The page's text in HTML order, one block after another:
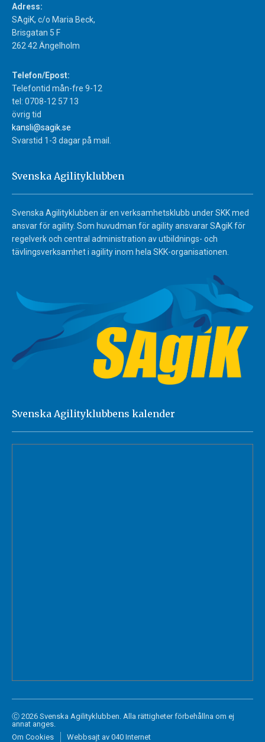
Adress:
SAgiK, c/o Maria Beck,
Brisgatan 5 F
262 42 Ängelholm
Telefon/Epost:
Telefontid mån-fre 9-12
tel: 0708-12 57 13
övrig tid
kansli@sagik.se
Svarstid 1-3 dagar på mail.
Svenska Agilityklubben
Svenska Agilityklubben är en verksamhetsklubb under SKK med
ansvar för agility. Som huvudman för agility ansvarar SAgiK för
regelverk och central administration av utbildnings- och
tävlingsverksamhet i agility inom hela SKK-organisationen.
Svenska Agilityklubbens kalender
Ⓒ 2026 Svenska Agilityklubben. Alla rättigheter förbehållna om ej
annat anges.
Om Cookies
Webbsajt av 040 Internet